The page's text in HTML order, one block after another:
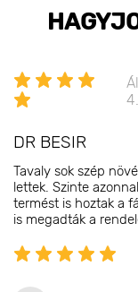
DR BESIR
Tavaly sok szép
lettek. Szinte
termést is hoztak a
is megadták a